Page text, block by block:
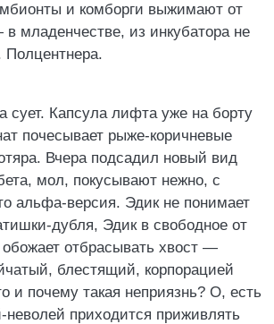
и комборги выжимают от
в младенчестве, из инкубатора не
сует. Капсула лифта уже на борту
почесывает рыже-коричневые
Вчера подсадил новый вид
мол, покусывают нежно, с
альфа-версия. Эдик не понимает
дубля, Эдик в свободное от
отбрасывать хвост —
блестящий, корпорацией
и почему такая неприязнь? О, есть
неволей приходится приживлять